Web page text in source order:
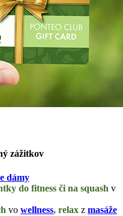
zážitkov
dámy
do fitness či na squash v
vo wellness, relax z masáže